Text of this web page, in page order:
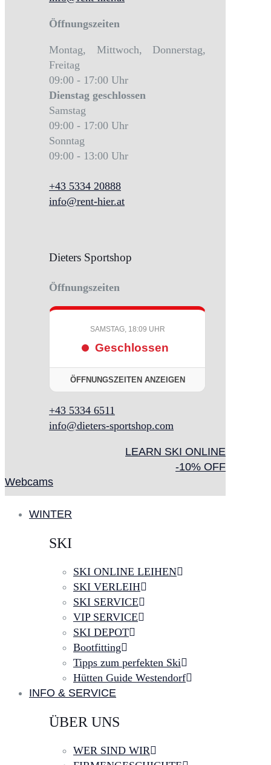
Öffnungszeiten
Montag, Mittwoch, Donnerstag,
Freitag
09:00 - 17:00 Uhr
Dienstag geschlossen
Samstag
09:00 - 17:00 Uhr
Sonntag
09:00 - 13:00 Uhr
+43 5334 20888
info@rent-hier.at
Dieters Sportshop
Öffnungszeiten
SAMSTAG, 18:09 UHR
Geschlossen
ÖFFNUNGSZEITEN ANZEIGEN
+43 5334 6511
info@dieters-sportshop.com
LEARN SKI ONLINE
-10% OFF
Webcams
WINTER
SKI
SKI ONLINE LEIHEN
SKI VERLEIH
SKI SERVICE
VIP SERVICE
SKI DEPOT
Bootfitting
Tipps zum perfekten Ski
Hütten Guide Westendorf
INFO & SERVICE
ÜBER UNS
WER SIND WIR